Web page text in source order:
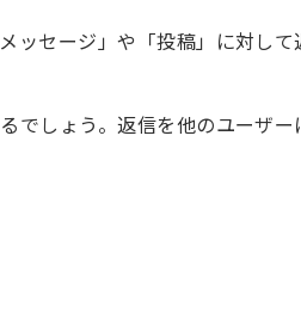
ッセージ」や「投稿」に対し
でしょう。返信を他のユーザー